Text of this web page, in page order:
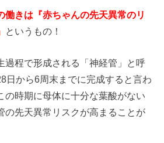
働きは『赤ちゃんの先天異常のリ
というもの！
過程で形成される「神経管」と呼
日から6周末までに完成すると言わ
の時期に母体に十分な葉酸がない
の先天異常リスクが高まることが